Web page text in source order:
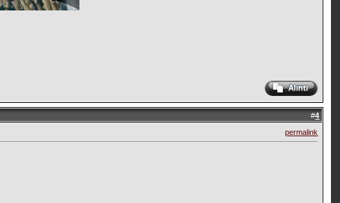
#4
permalink